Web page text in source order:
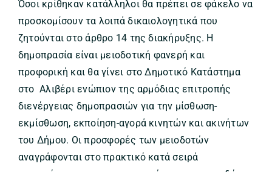
Όσοι κρίθηκαν κατάλληλοι θα πρέπει σε φάκελο να
προσκομίσουν τα λοιπά δικαιολογητικά που
ζητούνται στο άρθρο 14 της διακήρυξης. Η
δημοπρασία είναι μειοδοτική φανερή και
προφορική και θα γίνει στο Δημοτικό Κατάστημα
στο Αλιβέρι ενώπιον της αρμόδιας επιτροπής
διενέργειας δημοπρασιών για την μίσθωση-
εκμίσθωση, εκποίηση-αγορά κινητών και ακινήτων
του Δήμου. Οι προσφορές των μειοδοτών
αναγράφονται στο πρακτικό κατά σειρά